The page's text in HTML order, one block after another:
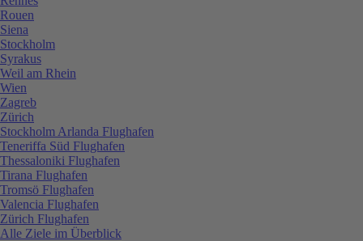
Rouen
Siena
Stockholm
Syrakus
Weil am Rhein
Wien
Zagreb
Zürich
Stockholm Arlanda Flughafen
Teneriffa Süd Flughafen
Thessaloniki Flughafen
Tirana Flughafen
Tromsö Flughafen
Valencia Flughafen
Zürich Flughafen
Alle Ziele im Überblick